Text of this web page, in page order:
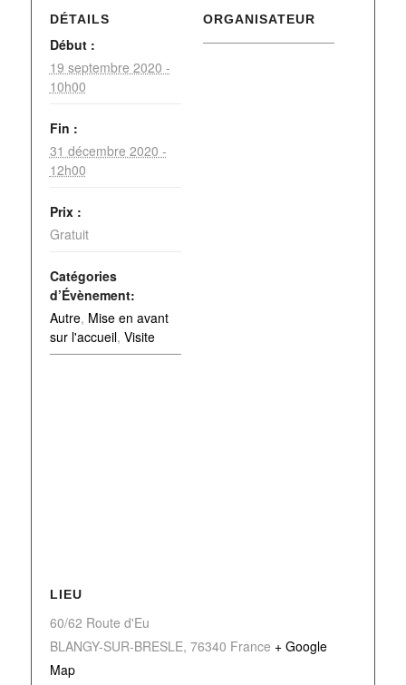
DÉTAILS
Début :
19 septembre 2020 -
10h00
Fin :
31 décembre 2020 -
12h00
Prix :
Gratuit
Catégories
d’Évènement:
Autre, Mise en avant
sur l'accueil, Visite
ORGANISATEUR
LIEU
60/62 Route d'Eu
BLANGY-SUR-BRESLE, 76340 France + Google
Map